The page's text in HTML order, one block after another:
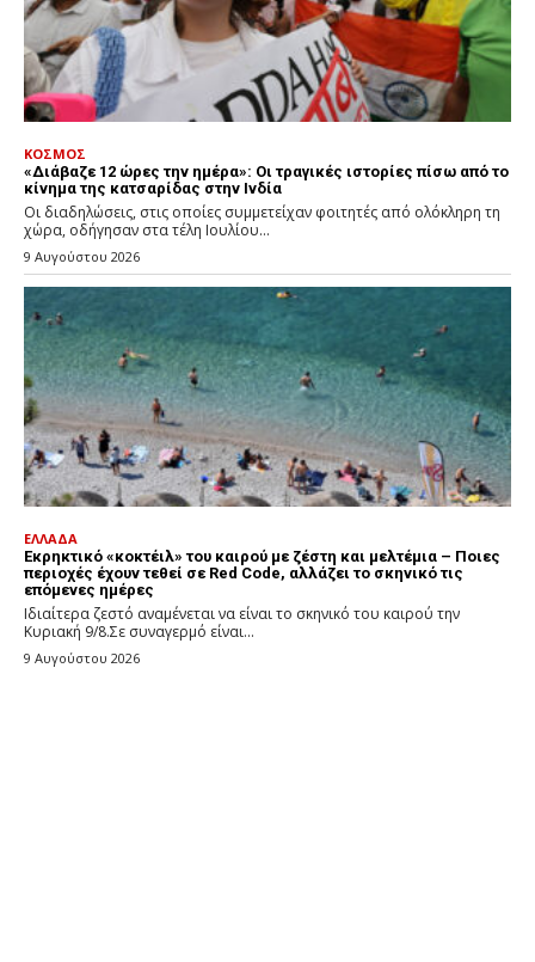
ΚΟΣΜΟΣ
«Διάβαζε 12 ώρες την ημέρα»: Οι τραγικές ιστορίες πίσω από το
κίνημα της κατσαρίδας στην Ινδία
Οι διαδηλώσεις, στις οποίες συμμετείχαν φοιτητές από ολόκληρη τη
χώρα, οδήγησαν στα τέλη Ιουλίου...
9 Αυγούστου 2026
ΕΛΛΑΔΑ
Εκρηκτικό «κοκτέιλ» του καιρού με ζέστη και μελτέμια – Ποιες
περιοχές έχουν τεθεί σε Red Code, αλλάζει το σκηνικό τις
επόμενες ημέρες
Ιδιαίτερα ζεστό αναμένεται να είναι το σκηνικό του καιρού την
Κυριακή 9/8.Σε συναγερμό είναι...
9 Αυγούστου 2026